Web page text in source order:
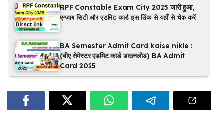
RPF Constable Exam City 2025 जारी हुआ,
एग्जाम सिटी और एडमिट कार्ड इस लिंक से यहाँ से चेक करें
BA Semester Admit Card kaise nikle :
(बीए सेमेस्टर एडमिट कार्ड डाउनलोड) BA Admit
Card 2025